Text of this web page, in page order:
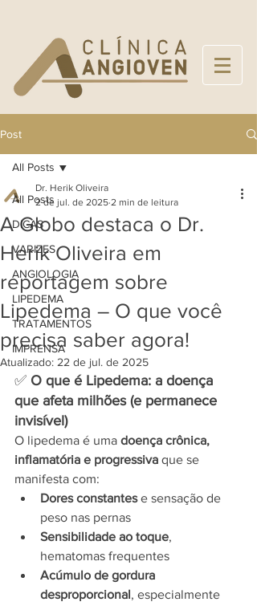
Post
All Posts
DICAS
VARIZES
ANGIOLOGIA
LIPEDEMA
TRATAMENTOS
IMPRENSA
All Posts
A Globo destaca o Dr.
Herik Oliveira em
reportagem sobre
Lipedema – O que você
precisa saber agora!
Dr. Herik Oliveira
2 de jul. de 2025 2 min de leitura
Atualizado: 22 de jul. de 2025
✅ O que é Lipedema: a doença
que afeta milhões (e permanece
invisível)
O lipedema é uma doença crônica,
inflamatória e progressiva que se
manifesta com:
Dores constantes e sensação de
peso nas pernas
Sensibilidade ao toque,
hematomas frequentes
Acúmulo de gordura
desproporcional, especialmente